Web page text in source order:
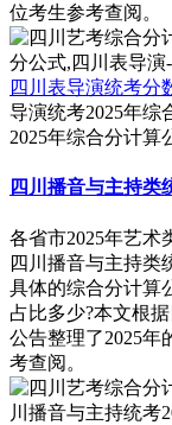
位考生参考查阅。
四川表导演统考分
导演统考2025年综
2025年综合分计算
四川播音与主持类
各省市2025年艺术
四川播音与主持类
具体的综合分计算
占比多少?本文根
公告整理了2025年
考查阅。